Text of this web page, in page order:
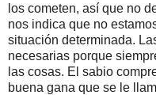
los cometen, así que no
nos indica que no
situación determinada.
necesarias porque
las cosas. El sabio
buena gana que se le